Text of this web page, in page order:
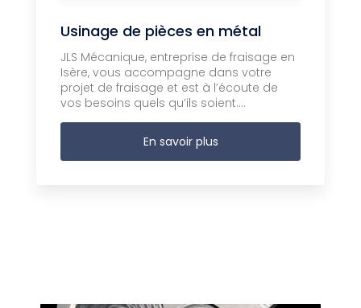
Usinage de pièces en métal
JLS Mécanique, entreprise de fraisage en
Isère, vous accompagne dans votre
projet de fraisage et est à l’écoute de
vos besoins quels qu’ils soient....
En savoir plus